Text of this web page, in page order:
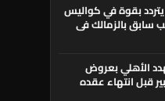
بقوة في كواليس
سابق بالزمالك في
الأهلي بعروض
قبل انتهاء عقده